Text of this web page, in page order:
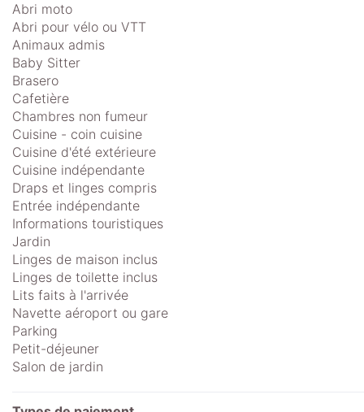
Abri moto
Abri pour vélo ou VTT
Animaux admis
Baby Sitter
Brasero
Cafetière
Chambres non fumeur
Cuisine - coin cuisine
Cuisine d'été extérieure
Cuisine indépendante
Draps et linges compris
Entrée indépendante
Informations touristiques
Jardin
Linges de maison inclus
Linges de toilette inclus
Lits faits à l'arrivée
Navette aéroport ou gare
Parking
Petit-déjeuner
Salon de jardin